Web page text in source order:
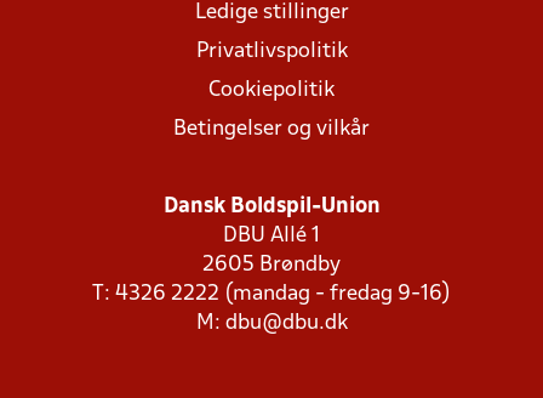
Ledige stillinger
Privatlivspolitik
Cookiepolitik
Betingelser og vilkår
Dansk Boldspil-Union
DBU Allé 1
2605 Brøndby
T: 4326 2222 (mandag - fredag 9-16)
M: dbu@dbu.dk